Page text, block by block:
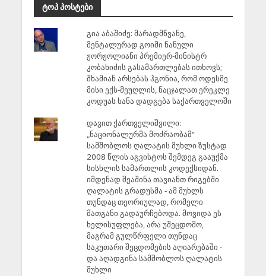
ტოპ პოსტები
გია აბაშიძე: მარადმწვანე,
მენტალურად გოიმი ნანული
ჟორჟოლიანი პრემიერ-მინისტრ
კობახიძის გასამართლებას ითხოვს;
შხამიან არსებას ჰგონია, რომ ოდესმე
მისი ექს-მეუღლის, ნაცჯალათ ერეკლე
კოდუას ხანა დადგება საქართველოში
დავით ქართველიშვილი:
„ნაციონალურმა მოძრაობამ“
სამშობლოს ღალატის მუხლი ზუსტად
2008 წლის აგვისტოს შემდეგ გააუქმა
სისხლის სამართლის კოდექსიდან.
იმდენად შეაშინა თავიანთ რიგებში
ღალატის გრადუსმა - ამ მუხლს
თუნდაც თეორიულად, რომელი
მათგანი გადაურჩებოდა. მოვიდა ეს
ხელისუფლება, არა უშეცდომო,
მაგრამ გულწრფელი თუნდაც
საკუთარი შეცდომების აღიარებაში -
და აღადგინა სამშობლოს ღალატის
მუხლი